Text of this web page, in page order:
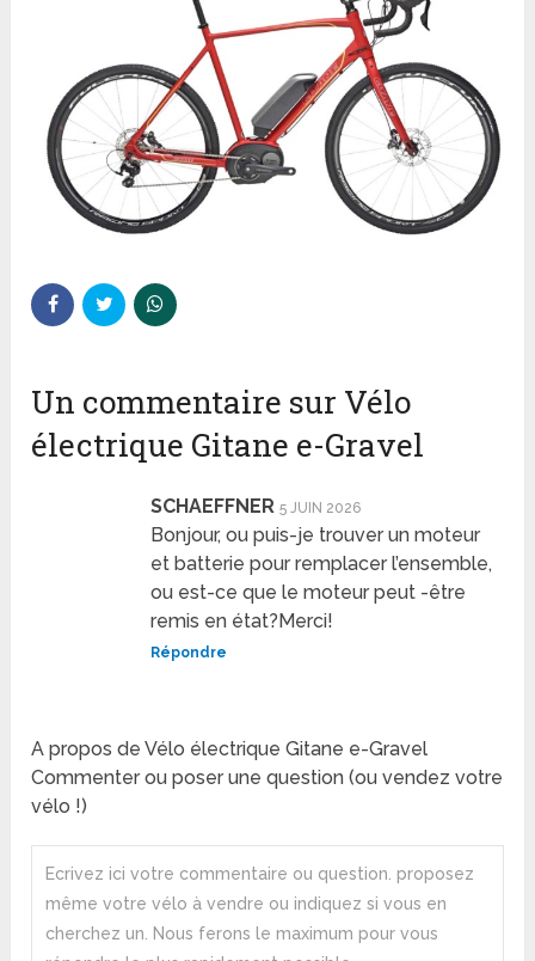
Un commentaire sur Vélo
électrique Gitane e-Gravel
SCHAEFFNER 5 JUIN 2026
Bonjour, ou puis-je trouver un moteur
et batterie pour remplacer l’ensemble,
ou est-ce que le moteur peut -être
remis en état?Merci!
Répondre
A propos de Vélo électrique Gitane e-Gravel
Commenter ou poser une question (ou vendez votre
vélo !)